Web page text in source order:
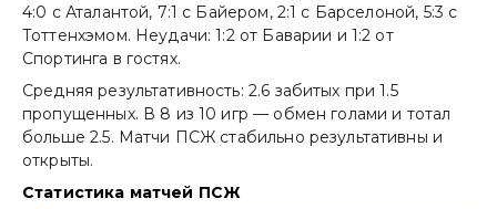
4:0 с Аталантой, 7:1 с Байером, 2:1 с Барселоной, 5:3 с
Тоттенхэмом. Неудачи: 1:2 от Баварии и 1:2 от
Спортинга в гостях.
Средняя результативность: 2.6 забитых при 1.5
пропущенных. В 8 из 10 игр — обмен голами и тотал
больше 2.5. Матчи ПСЖ стабильно результативны и
открыты.
Статистика матчей ПСЖ